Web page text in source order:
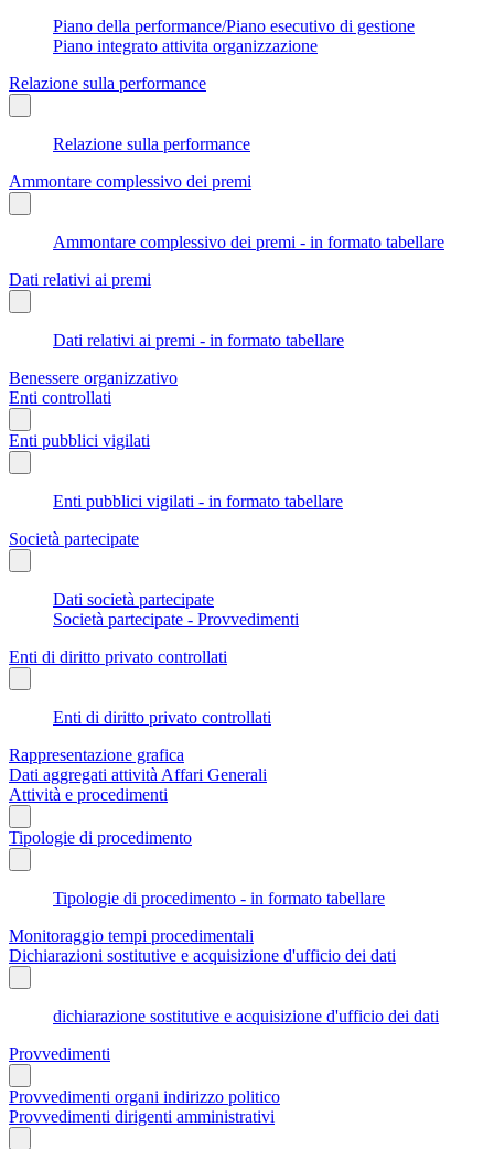
Piano della performance/Piano esecutivo di gestione
Piano integrato attivita organizzazione
Relazione sulla performance
Relazione sulla performance
Ammontare complessivo dei premi
Ammontare complessivo dei premi - in formato tabellare
Dati relativi ai premi
Dati relativi ai premi - in formato tabellare
Benessere organizzativo
Enti controllati
Enti pubblici vigilati
Enti pubblici vigilati - in formato tabellare
Società partecipate
Dati società partecipate
Società partecipate - Provvedimenti
Enti di diritto privato controllati
Enti di diritto privato controllati
Rappresentazione grafica
Dati aggregati attività Affari Generali
Attività e procedimenti
Tipologie di procedimento
Tipologie di procedimento - in formato tabellare
Monitoraggio tempi procedimentali
Dichiarazioni sostitutive e acquisizione d'ufficio dei dati
dichiarazione sostitutive e acquisizione d'ufficio dei dati
Provvedimenti
Provvedimenti organi indirizzo politico
Provvedimenti dirigenti amministrativi